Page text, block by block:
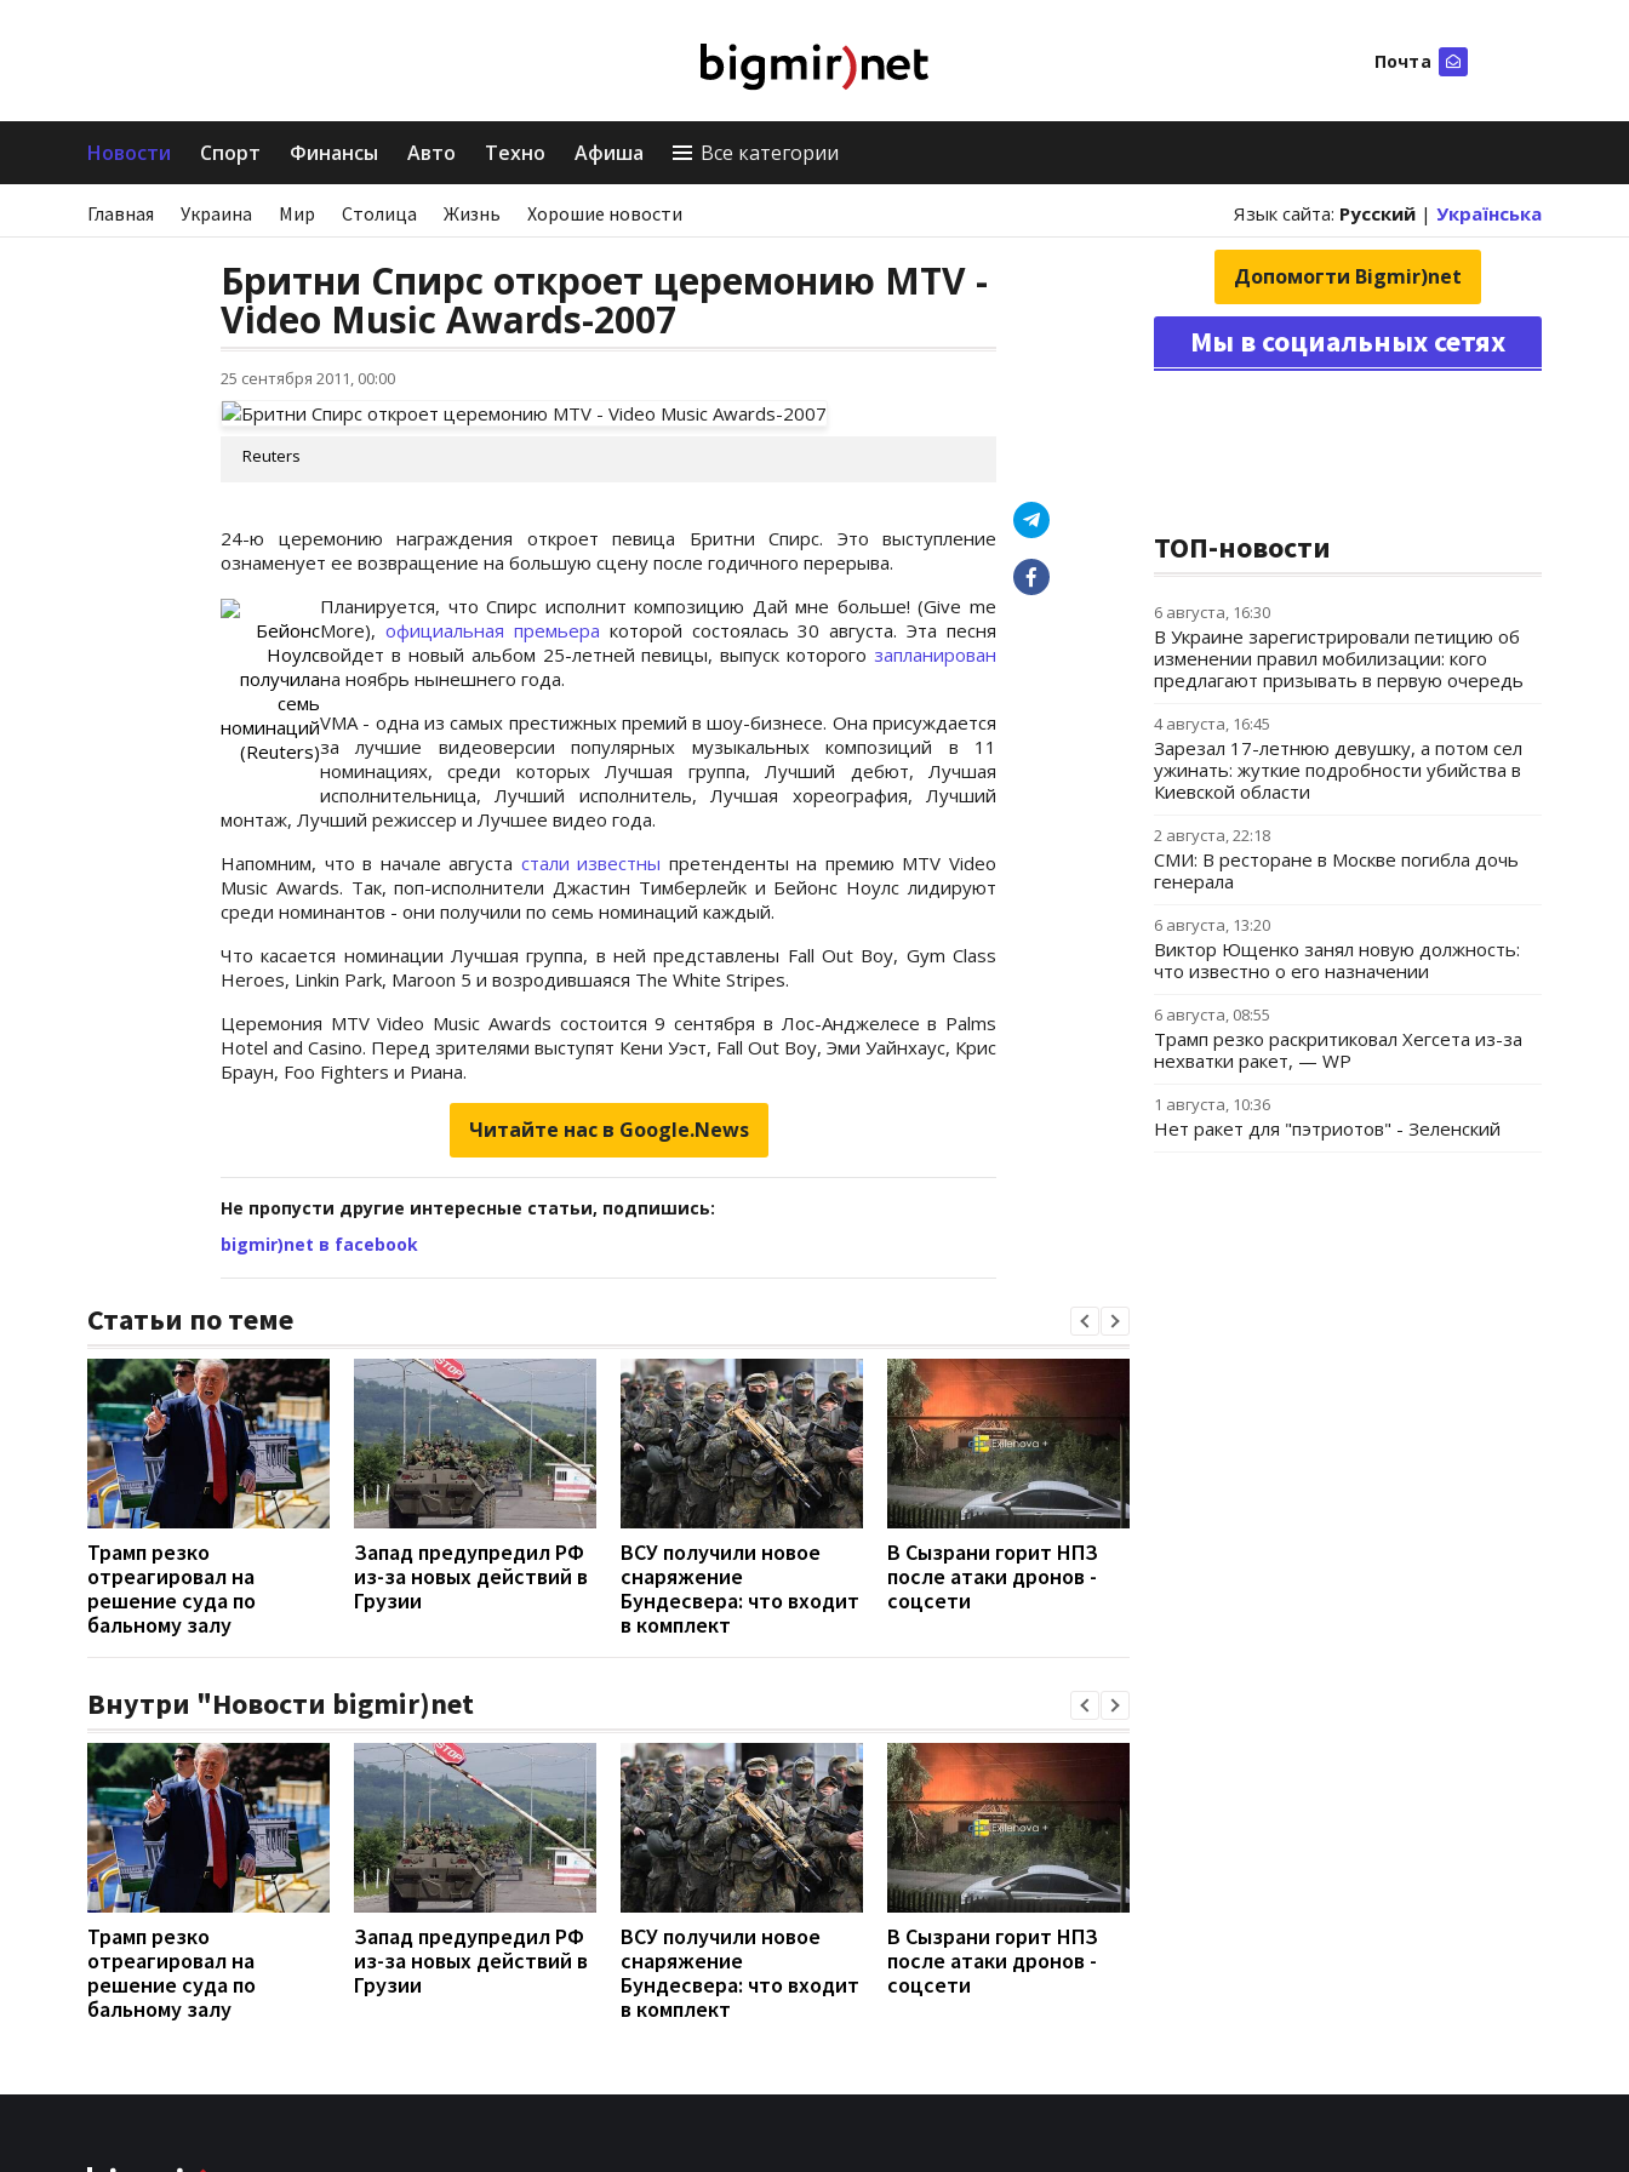
Почта
Новости Спорт Финансы Авто Техно Афиша Все категории
Главная Украина Мир Столица Жизнь Хорошие новости Язык сайта: Русский | Українська
Бритни Спирс откроет церемонию MTV -
Video Music Awards-2007
25 сентября 2011, 00:00
Reuters
24-ю церемонию награждения откроет певица Бритни Спирс. Это выступление
ознаменует ее возвращение на большую сцену после годичного перерыва.
Бейонс
Ноулс
получила
семь
номинаций
(Reuters)
Планируется, что Спирс исполнит композицию Дай мне больше! (Give me
More), официальная премьера которой состоялась 30 августа. Эта песня
войдет в новый альбом 25-летней певицы, выпуск которого запланирован
на ноябрь нынешнего года.
VMA - одна из самых престижных премий в шоу-бизнесе. Она присуждается
за лучшие видеоверсии популярных музыкальных композиций в 11
номинациях, среди которых Лучшая группа, Лучший дебют, Лучшая
исполнительница, Лучший исполнитель, Лучшая хореография, Лучший
монтаж, Лучший режиссер и Лучшее видео года.
Напомним, что в начале августа стали известны претенденты на премию MTV Video
Music Awards. Так, поп-исполнители Джастин Тимберлейк и Бейонс Ноулс лидируют
среди номинантов - они получили по семь номинаций каждый.
Что касается номинации Лучшая группа, в ней представлены Fall Out Boy, Gym Class
Heroes, Linkin Park, Maroon 5 и возродившаяся The White Stripes.
Церемония MTV Video Music Awards состоится 9 сентября в Лос-Анджелесе в Palms
Hotel and Casino. Перед зрителями выступят Кени Уэст, Fall Out Boy, Эми Уайнхаус, Крис
Браун, Foo Fighters и Риана.
Читайте нас в Google.News
Не пропусти другие интересные статьи, подпишись:
bigmir)net в facebook
Статьи по теме
Трамп резко
отреагировал на
решение суда по
бальному залу
Запад предупредил РФ
из-за новых действий в
Грузии
ВСУ получили новое
снаряжение
Бундесвера: что входит
в комплект
В Сызрани горит НПЗ
после атаки дронов -
соцсети
Внутри "Новости bigmir)net
Трамп резко
отреагировал на
решение суда по
бальному залу
Запад предупредил РФ
из-за новых действий в
Грузии
ВСУ получили новое
снаряжение
Бундесвера: что входит
в комплект
В Сызрани горит НПЗ
после атаки дронов -
соцсети
Допомогти Bigmir)net
Мы в социальных сетях
ТОП-новости
6 августа, 16:30
В Украине зарегистрировали петицию об
изменении правил мобилизации: кого
предлагают призывать в первую очередь
4 августа, 16:45
Зарезал 17-летнюю девушку, а потом сел
ужинать: жуткие подробности убийства в
Киевской области
2 августа, 22:18
СМИ: В ресторане в Москве погибла дочь
генерала
6 августа, 13:20
Виктор Ющенко занял новую должность:
что известно о его назначении
6 августа, 08:55
Трамп резко раскритиковал Хегсета из-за
нехватки ракет, — WP
1 августа, 10:36
Нет ракет для "пэтриотов" - Зеленский